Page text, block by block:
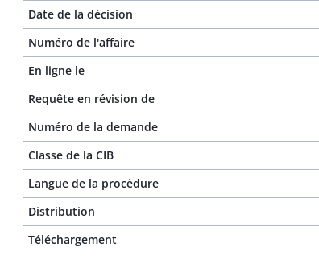
Date de la décision
Numéro de l'affaire
En ligne le
Requête en révision de
Numéro de la demande
Classe de la CIB
Langue de la procédure
Distribution
Téléchargement